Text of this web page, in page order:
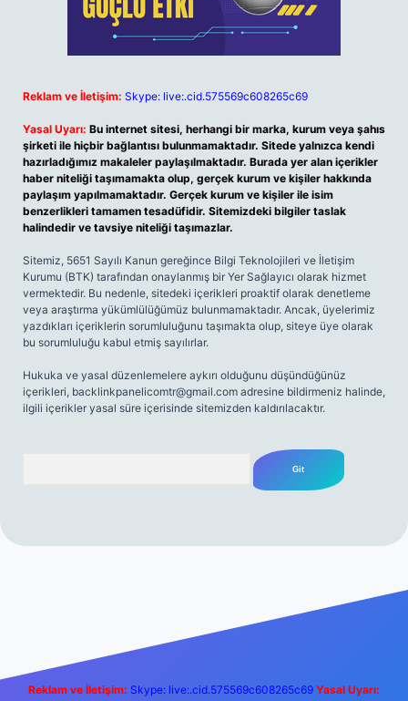
Reklam ve İletişim: Skype: live:.cid.575569c608265c69
Yasal Uyarı: Bu internet sitesi, herhangi bir marka, kurum veya şahıs
şirketi ile hiçbir bağlantısı bulunmamaktadır. Sitede yalnızca kendi
hazırladığımız makaleler paylaşılmaktadır. Burada yer alan içerikler
haber niteliği taşımamakta olup, gerçek kurum ve kişiler hakkında
paylaşım yapılmamaktadır. Gerçek kurum ve kişiler ile isim
benzerlikleri tamamen tesadüfidir. Sitemizdeki bilgiler taslak
halindedir ve tavsiye niteliği taşımazlar.
Sitemiz, 5651 Sayılı Kanun gereğince Bilgi Teknolojileri ve İletişim
Kurumu (BTK) tarafından onaylanmış bir Yer Sağlayıcı olarak hizmet
vermektedir. Bu nedenle, sitedeki içerikleri proaktif olarak denetleme
veya araştırma yükümlülüğümüz bulunmamaktadır. Ancak, üyelerimiz
yazdıkları içeriklerin sorumluluğunu taşımakta olup, siteye üye olarak
bu sorumluluğu kabul etmiş sayılırlar.
Hukuka ve yasal düzenlemelere aykırı olduğunu düşündüğünüz
içerikleri, backlinkpanelicomtr@gmail.com adresine bildirmeniz halinde,
ilgili içerikler yasal süre içerisinde sitemizden kaldırılacaktır.
m elexbet
Reklam ve İletişim: Skype: live:.cid.575569c608265c69 Yasal Uyarı: